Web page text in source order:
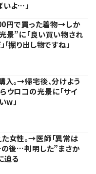
いよ…」
円で買った着物→しか
景”に「良い買い物され
「掘り出し物ですね」
入。→帰宅後、分けよう
ロコの光景に「サイ
w」
女性。→医師「異常は
の後…判明した”まさか
迫る